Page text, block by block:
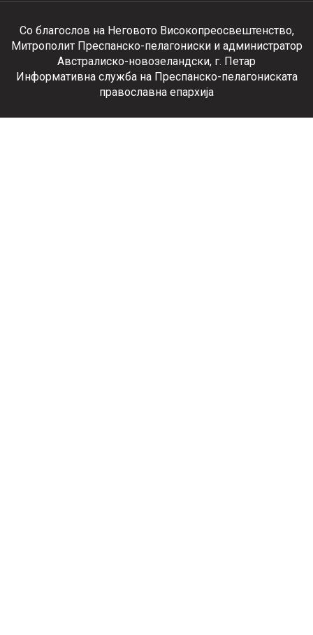
Со благослов на Неговото Високопреосвештенство,
Митрополит Преспанско-пелагониски и администратор
Австралиско-новозеландски, г. Петар
Информативна служба на Преспанско-пелагониската
православна епархија